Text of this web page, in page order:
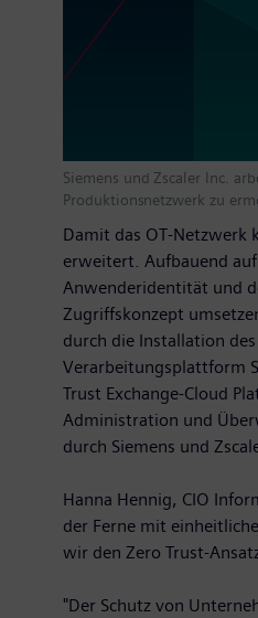
Siemens und Zscaler Inc.
Produktionsnetzwerk zu
Damit das OT-Netzwerk
erweitert. Aufbauend
Anwenderidentität und
Zugriffskonzept
durch die Installation
Verarbeitungsplattform
Trust Exchange-Cloud
Administration und
durch Siemens und
Hanna Hennig, CIO
der Ferne mit
wir den Zero Trust-
"Der Schutz von